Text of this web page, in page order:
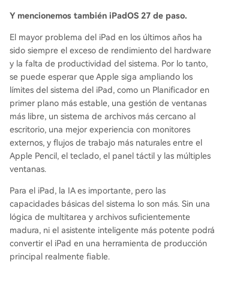
Y mencionemos también iPadOS 27 de paso.
El mayor problema del iPad en los últimos años ha
sido siempre el exceso de rendimiento del hardware
y la falta de productividad del sistema. Por lo tanto,
se puede esperar que Apple siga ampliando los
límites del sistema del iPad, como un Planificador en
primer plano más estable, una gestión de ventanas
más libre, un sistema de archivos más cercano al
escritorio, una mejor experiencia con monitores
externos, y flujos de trabajo más naturales entre el
Apple Pencil, el teclado, el panel táctil y las múltiples
ventanas.
Para el iPad, la IA es importante, pero las
capacidades básicas del sistema lo son más. Sin una
lógica de multitarea y archivos suficientemente
madura, ni el asistente inteligente más potente podrá
convertir el iPad en una herramienta de producción
principal realmente fiable.